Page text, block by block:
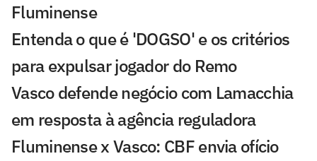
Fluminense
Entenda o que é 'DOGSO' e os critérios
para expulsar jogador do Remo
Vasco defende negócio com Lamacchia
em resposta à agência reguladora
Fluminense x Vasco: CBF envia ofício